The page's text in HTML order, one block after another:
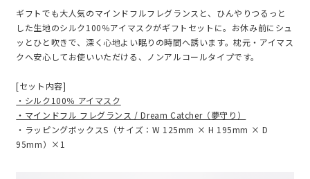
ギフトでも大人気のマインドフルフレグランスと、ひんやりつるっと
した生地のシルク100％アイマスクがギフトセットに。お休み前にシュ
ッとひと吹きで、深く心地よい眠りの時間へ誘います。枕元・アイマス
クへ安心してお使いいただける、ノンアルコールタイプです。
[セット内容]
・シルク100％ アイマスク
・マインドフル フレグランス / Dream Catcher（夢守り）
・ラッピングボックスS（サイズ：W 125mm × H 195mm × D
95mm）×1